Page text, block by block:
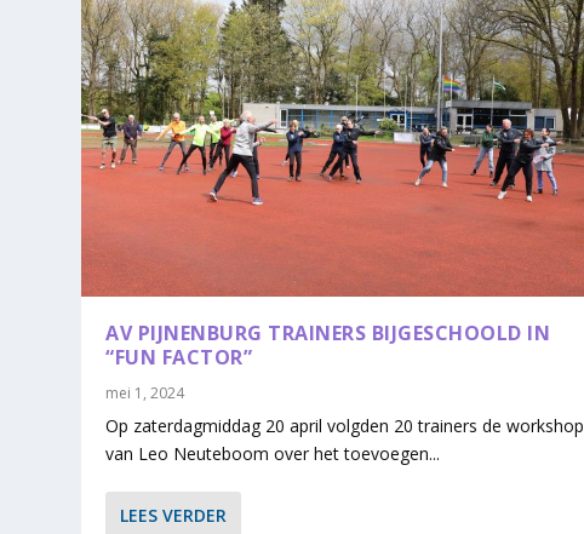
AV PIJNENBURG TRAINERS BIJGESCHOOLD IN
“FUN FACTOR”
mei 1, 2024
Op zaterdagmiddag 20 april volgden 20 trainers de workshop
van Leo Neuteboom over het toevoegen...
LEES VERDER